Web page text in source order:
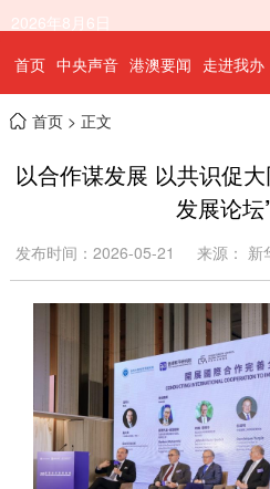
2026年8月6日
首页 中央声音 港澳要闻 走进我办
首页> 正文
以合作谋发展 以共识促
发展论坛
发布时间：2026-05-21 来源： 新